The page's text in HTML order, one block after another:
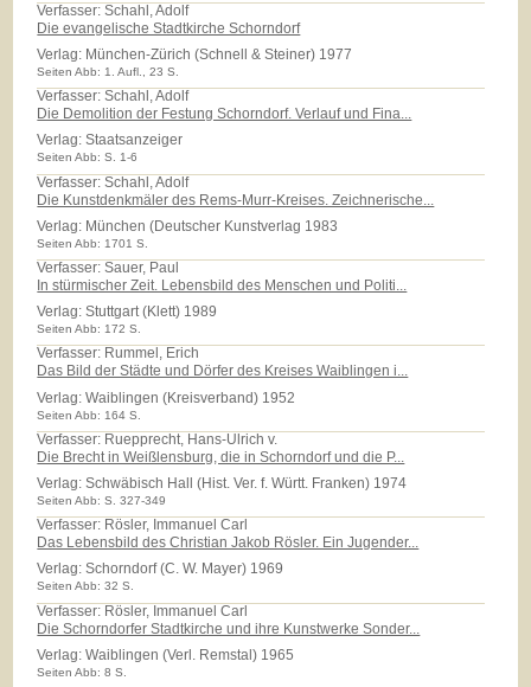
Verfasser: Schahl, Adolf
Die evangelische Stadtkirche Schorndorf
Verlag: München-Zürich (Schnell & Steiner) 1977
Seiten Abb: 1. Aufl., 23 S.
Verfasser: Schahl, Adolf
Die Demolition der Festung Schorndorf. Verlauf und Fina...
Verlag:Staatsanzeiger
Seiten Abb: S. 1-6
Verfasser: Schahl, Adolf
Die Kunstdenkmäler des Rems-Murr-Kreises. Zeichnerische...
Verlag: München (Deutscher Kunstverlag 1983
Seiten Abb: 1701 S.
Verfasser: Sauer, Paul
In stürmischer Zeit. Lebensbild des Menschen und Politi...
Verlag:Stuttgart (Klett) 1989
Seiten Abb: 172 S.
Verfasser: Rummel, Erich
Das Bild der Städte und Dörfer des Kreises Waiblingen i...
Verlag:Waiblingen (Kreisverband) 1952
Seiten Abb: 164 S.
Verfasser: Ruepprecht, Hans-Ulrich v.
Die Brecht in Weißlensburg, die in Schorndorf und die P...
Verlag:Schwäbisch Hall (Hist. Ver. f. Württ. Franken) 1974
Seiten Abb: S. 327-349
Verfasser: Rösler, Immanuel Carl
Das Lebensbild des Christian Jakob Rösler. Ein Jugender...
Verlag:Schorndorf (C. W. Mayer) 1969
Seiten Abb: 32 S.
Verfasser: Rösler, Immanuel Carl
Die Schorndorfer Stadtkirche und ihre Kunstwerke Sonder...
Verlag:Waiblingen (Verl. Remstal) 1965
Seiten Abb: 8 S.